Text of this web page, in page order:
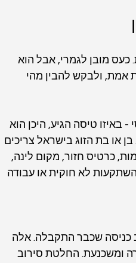
כעס מובן לגמרי, אבל הוא
אמת, ולבקש להבין מהי
טיסה הגיע, היכן הוא
או בת הזוג בישראל צריכים
כרטיס חזור, מקום לינה,
לא חוקית או עבודה
כניסה שכבר התקבלה. אלה
ומשכנעת. החלטת סירוב